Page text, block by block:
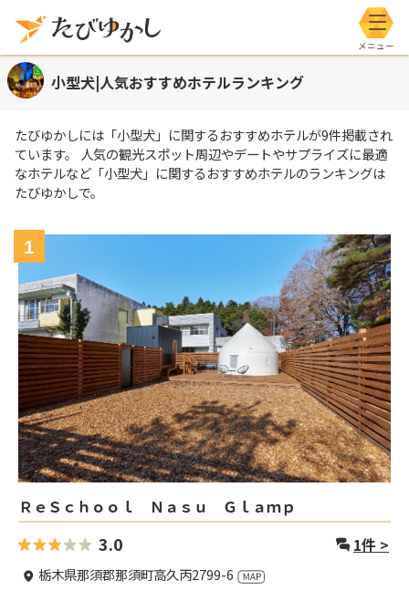
メニ
小型犬|人気おすすめホテルランキング
たびゆかしには 「小型犬」 に関するおすすめホテルが9件掲載され
ています。 人気の観光スポット周辺やデートやサプライズに最適
なホテルなど 「小型犬」 に関するおすすめホテルのランキングは
たびゆかしで。
1
ＲｅＳｃｈｏｏｌ Ｎａｓｕ Ｇｌａｍｐ
3.0 1件 >
栃木県那須郡那須町高久丙2799-6